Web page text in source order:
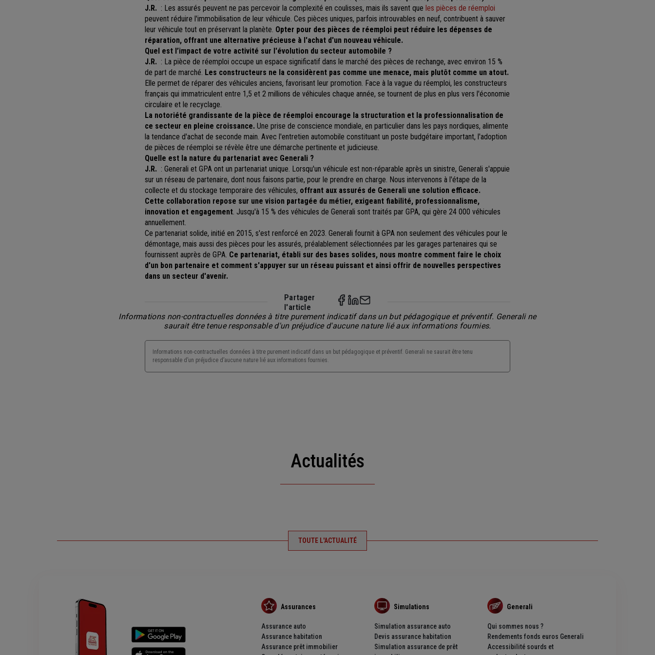
J.R. : Les assurés peuvent ne pas percevoir la complexité en coulisses, mais ils savent que les pièces de réemploi
peuvent réduire l'immobilisation de leur véhicule. Ces pièces uniques, parfois introuvables en neuf, contribuent à sauver
leur véhicule tout en préservant la planète Opter pour des pièces de réemploi peut réduire les dépenses de
réparation, offrant une alternative précieuse à l'achat d'un nouveau véhicule.
Quel est l’impact de votre activité sur l'évolution du secteur automobile ?
J.R. : La pièce de réemploi occupe un espace significatif dans le marché des pièces de rechange, avec environ 15 %
de part de marché. Les constructeurs ne la considèrent pas comme une menace, mais plutôt comme un atout.
Elle permet de réparer des véhicules anciens, favorisant leur promotion. Face à la vague du réemploi, les constructeurs
français qui immatriculent entre 1,5 et 2 millions de véhicules chaque année, se tournent de plus en plus vers l'économie
circulaire et le recyclage.
La notoriété grandissante de la pièce de réemploi encourage la structuration et la professionnalisation de
ce secteur en pleine croissance. Une prise de conscience mondiale, en particulier dans les pays nordiques, alimente
la tendance d'achat de seconde main. Avec l'entretien automobile constituant un poste budgétaire important, l'adoption
de pièces de réemploi se révèle être une démarche pertinente et judicieuse.
Quelle est la nature du partenariat avec Generali ?
J.R. : Generali et GPA ont un partenariat unique. Lorsqu'un véhicule est non-réparable après un sinistre, Generali s'appuie
sur un réseau de partenaire, dont nous faisons partie, pour le prendre en charge. Nous intervenons à l'étape de la
collecte et du stockage temporaire des véhicules, offrant aux assurés de Generali une solution efficace.
Cette collaboration repose sur une vision partagée du métier, exigeant fiabilité, professionnalisme,
innovation et engagement Jusqu'à 15 % des véhicules de Generali sont traités par GPA, qui gère 24 000 véhicules
annuellement.
Ce partenariat solide, initié en 2015, s'est renforcé en 2023. Generali fournit à GPA non seulement des véhicules pour le
démontage, mais aussi des pièces pour les assurés, préalablement sélectionnées par les garages partenaires qui se
fournissent auprès de GPA. Ce partenariat, établi sur des bases solides, nous montre comment faire le choix
d'un bon partenaire et comment s'appuyer sur un réseau puissant et ainsi offrir de nouvelles perspectives
dans un secteur d'avenir.
Partager
l'article
Informations non-contractuelles données à titre purement indicatif dans un but pédagogique et préventif. Generali ne
saurait être tenue responsable d'un préjudice d'aucune nature lié aux informations fournies.
Informations non-contractuelles données à titre purement indicatif dans un but pédagogique et préventif. Generali ne saurait être tenu
responsable d’un préjudice d’aucune nature lié aux informations fournies.
Actualités
TOUTE L'ACTUALITÉ
Assurances
Assurance auto
Assurance habitation
Assurance prêt immobilier
Simulations
Simulation assurance auto
Devis assurance habitation
Simulation assurance de prêt
Generali
Qui sommes nous ?
Rendements fonds euros Generali
Accessibilité sourds et